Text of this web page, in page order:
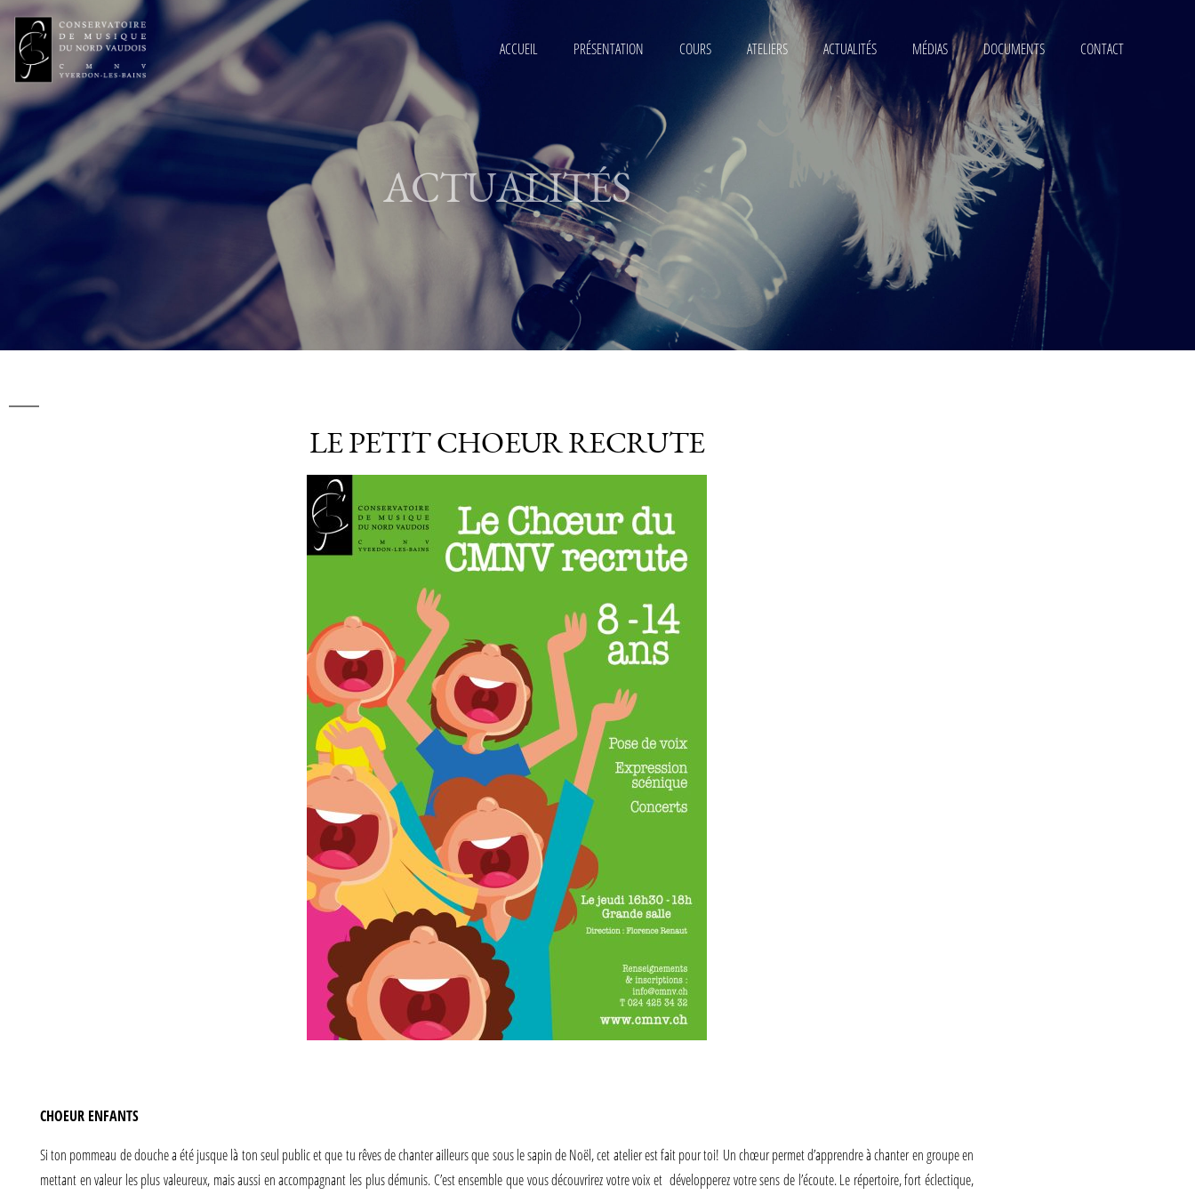
ACCUEIL PRÉSENTATION COURS ATELIERS ACTUALITÉS MÉDIAS DOCUMENTS CONTACT
ACTUALITÉS
LE PETIT CHOEUR RECRUTE
CHOEUR ENFANTS
Si ton pommeau de douche a été jusque là ton seul public et que tu rêves de chanter ailleurs que sous le sapin de Noël, cet atelier est fait pour toi! Un chœur permet d’apprendre à chanter en groupe en
mettant en valeur les plus valeureux, mais aussi en accompagnant les plus démunis. C’est ensemble que vous découvrirez votre voix et développerez votre sens de l’écoute. Le répertoire, fort éclectique,